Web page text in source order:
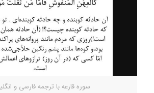
سوره قارعه با ترجمه فارسی و